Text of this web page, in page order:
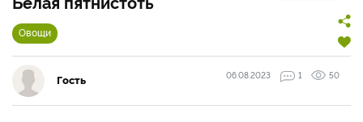
Овощи
Гость 06.08.2023 1 50